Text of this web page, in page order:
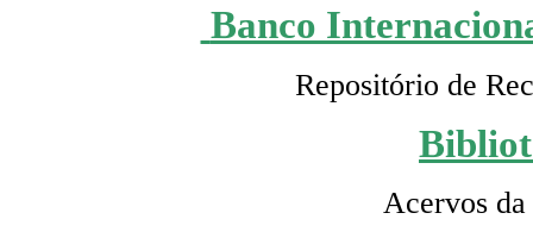
Banco
Repositório de
Acervos